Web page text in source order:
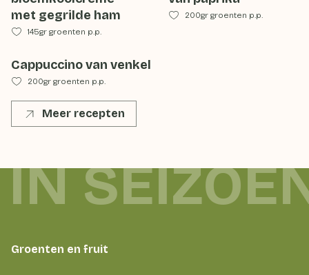
met gegrilde ham
145gr groenten p.p.
200gr groenten p.p.
Cappuccino van venkel
200gr groenten p.p.
Meer recepten
Groenten en fruit